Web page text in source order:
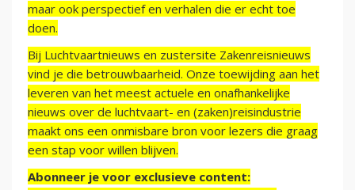
maar ook perspectief en verhalen die er echt toe
doen.
Bij Luchtvaartnieuws en zustersite Zakenreisnieuws
vind je die betrouwbaarheid. Onze toewijding aan het
leveren van het meest actuele en onafhankelijke
nieuws over de luchtvaart- en (zaken)reisindustrie
maakt ons een onmisbare bron voor lezers die graag
een stap voor willen blijven.
Abonneer je voor exclusieve content: